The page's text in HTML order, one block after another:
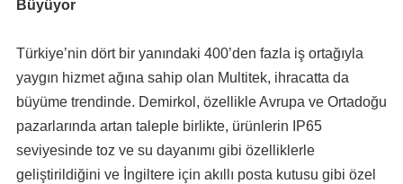
Büyüyor
Türkiye’nin dört bir yanındaki 400’den fazla iş ortağıyla
yaygın hizmet ağına sahip olan Multitek, ihracatta da
büyüme trendinde. Demirkol, özellikle Avrupa ve Ortadoğu
pazarlarında artan taleple birlikte, ürünlerin IP65
seviyesinde toz ve su dayanımı gibi özelliklerle
geliştirildiğini ve İngiltere için akıllı posta kutusu gibi özel